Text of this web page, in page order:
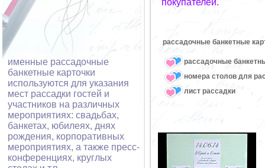
именные рассадочные
банкетные карточки
используются для указания
мест рассадки гостей и
участников на различных
мероприятиях: свадьбах,
банкетах, юбилеях, днях
рождения, корпоративных
мероприятиях, а также пресс-
конференциях, круглых
покупателей.
рассадочные банкетные
рассадочные
номера столов для
лист рассадки